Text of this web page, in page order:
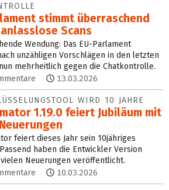
stimmt überraschend
Scans
Wendung: Das EU-Parlament
unzähligen Vorschlägen in den letzten
mehrheitlich gegen die Chatkontrolle.
13.03.2026
WIRD 10 JAHRE
1.19.0 feiert Ju­bi­läum mit
feiert dieses Jahr sein 10jähriges
haben die Entwickler Version
vielen Neuerungen veröffentlicht.
10.03.2026